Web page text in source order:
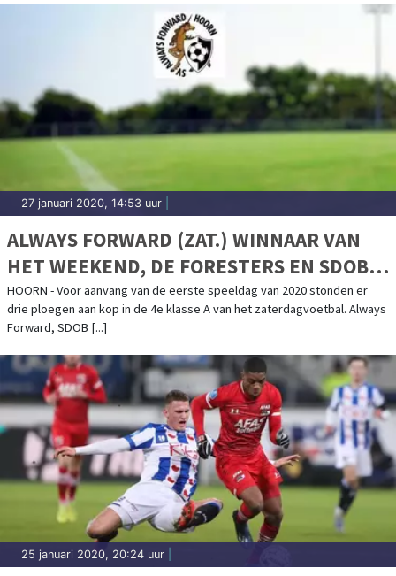
27 januari 2020, 14:53 uur
ALWAYS FORWARD (ZAT.) WINNAAR VAN
HET WEEKEND, DE FORESTERS EN SDOB
ONDERUIT
HOORN - Voor aanvang van de eerste speeldag van 2020 stonden er
drie ploegen aan kop in de 4e klasse A van het zaterdagvoetbal. Always
Forward, SDOB [...]
25 januari 2020, 20:24 uur